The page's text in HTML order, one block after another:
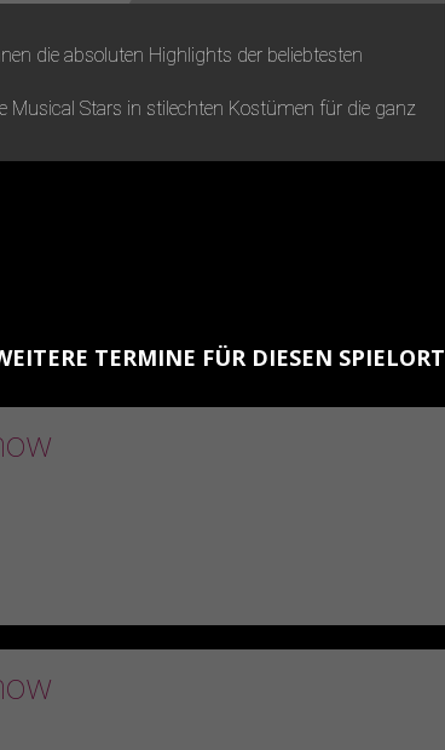
die absoluten Highlights der beliebtesten
Musical Stars in stilechten Kostümen für die ganz
TERMINE FÜR DIESEN SPIELORT